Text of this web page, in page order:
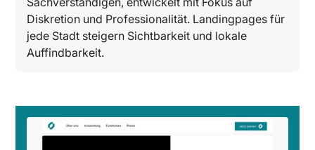
Diskretion und Professionalität. Landingpages für
jede Stadt steigern Sichtbarkeit und lokale
Auffindbarkeit.